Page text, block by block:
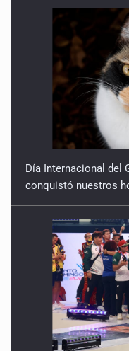
México rompe su
Centroamericanos